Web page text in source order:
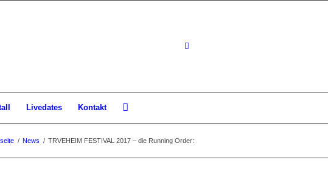
Livedates Kontakt
/ News / TRVEHEIM FESTIVAL 2017 – die Running Order: